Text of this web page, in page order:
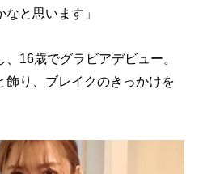
と思います」
16歳でグラビアデビュー。
飾り、ブレイクのきっかけを